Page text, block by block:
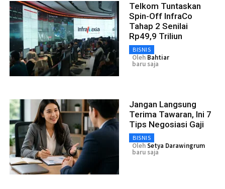
Telkom Tuntaskan
Spin-Off InfraCo
Tahap 2 Senilai
Rp49,9 Triliun
BISNIS
Oleh Bahtiar
baru saja
Jangan Langsung
Terima Tawaran, Ini 7
Tips Negosiasi Gaji
BISNIS
OlehSetya Darawingrum
baru saja